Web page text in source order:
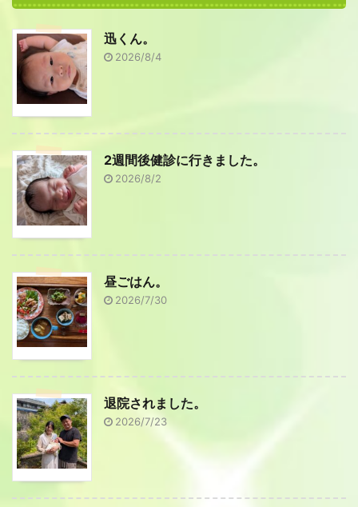
迅くん。
2026/8/4
2週間後健診に行きました。
2026/8/2
昼ごはん。
2026/7/30
退院されました。
2026/7/23